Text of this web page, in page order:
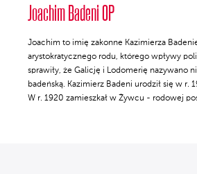
Joachim Badeni OP
Joachim to imię zakonne Kazimierza
arystokratycznego rodu, którego wpływy
sprawiły, że Galicję i Lodomerię nazywano
badeńską. Kazimierz Badeni urodził się w r.
W r. 1920 zamieszkał w Żywcu - rodowej